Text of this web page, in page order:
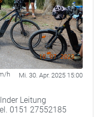
h Mi. 30. Apr. 2025 15:00
Leitung
0151 27552185